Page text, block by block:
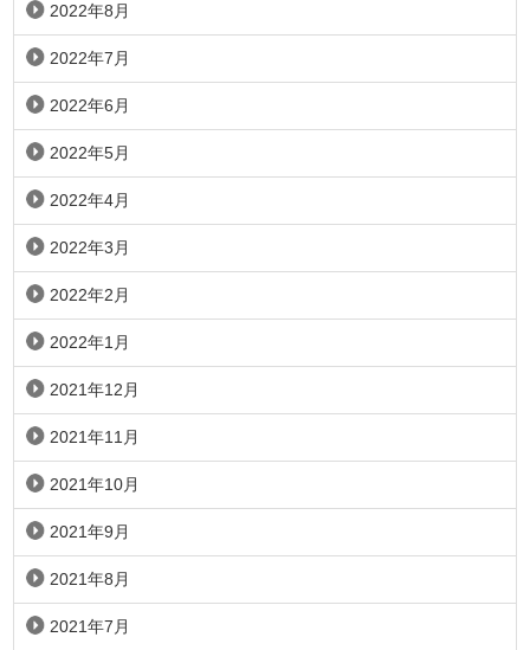
2022年8月
2022年7月
2022年6月
2022年5月
2022年4月
2022年3月
2022年2月
2022年1月
2021年12月
2021年11月
2021年10月
2021年9月
2021年8月
2021年7月